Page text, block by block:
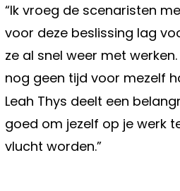
“Ik vroeg de scenaristen
voor deze beslissing lag
ze al snel weer met
nog geen tijd voor mezelf
Leah Thys deelt een
goed om jezelf op je werk
vlucht worden.”